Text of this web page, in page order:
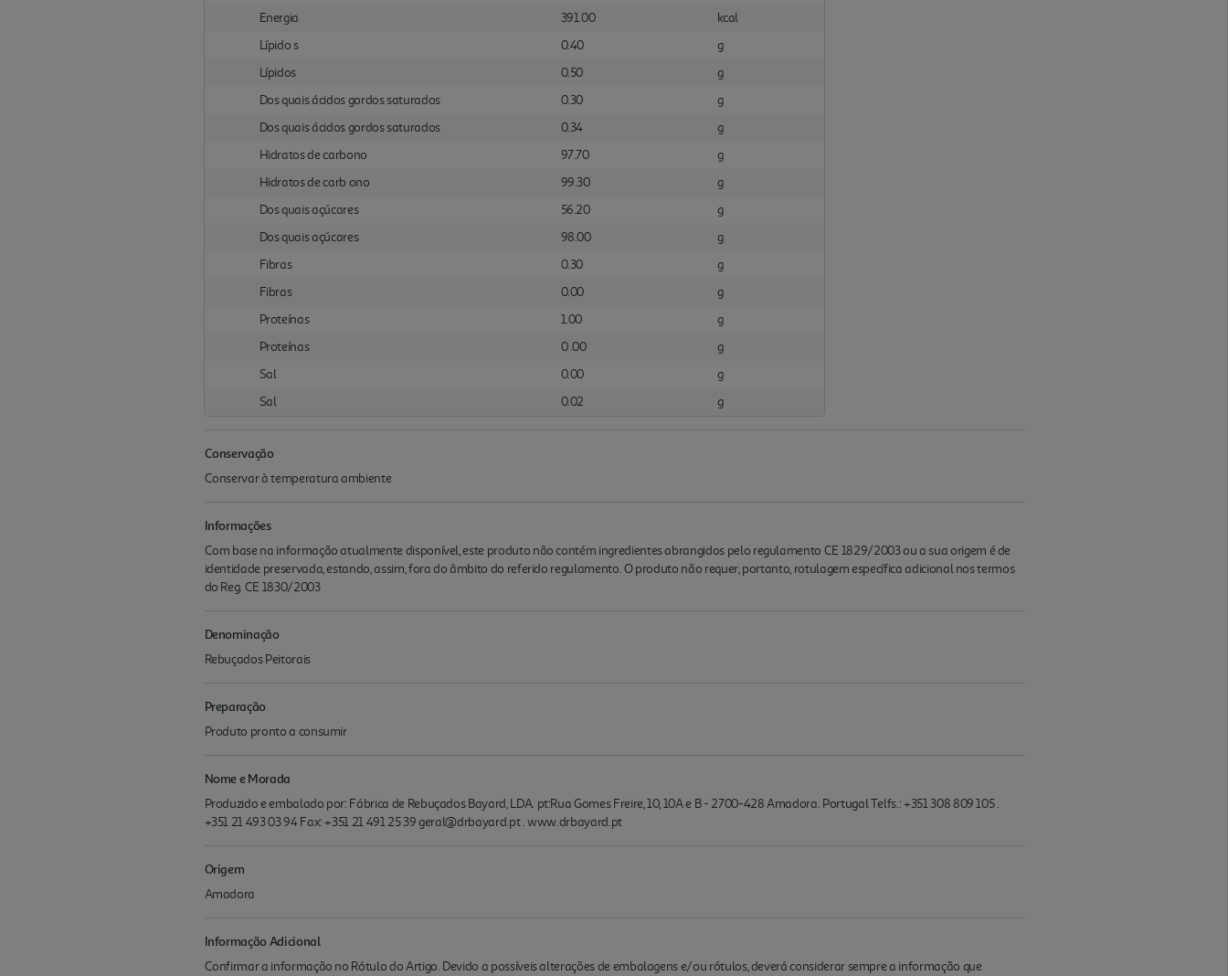
Energia
391.00
kcal
Lípido s
0.40
g
Lípidos
0.50
g
Dos quais ácidos gordos saturados
0.30
g
Dos quais ácidos gordos saturados
0.34
g
Hidratos de carbono
97.70
g
Hidratos de carb ono
99.30
g
Dos quais açúcares
56.20
g
Dos quais açúcares
98.00
g
Fibras
0.30
g
Fibras
0.00
g
Proteínas
1.00
g
Proteínas
0 .00
g
Sal
0.00
g
Sal
0.02 g
Conservação
Conservar à temperatura ambiente
Informações
Com base na informação atualmente disponível, este produto não contém ingredientes abrangidos pelo regulamento CE 1829/2003 ou a sua origem é de
identidade preservada, estando, assim, fora do âmbito do referido regulamento. O produto não requer, portanto, rotulagem específica adicional nos termos
do Reg. CE 1830/2003
Denominação
Rebuçados Peitorais
Preparação
Produto pronto a consumir
Nome e Morada
Produzido e embalado por: Fábrica de Rebuçados Bayard, LDA. pt:Rua Gomes Freire, 10, 10A e B - 2700-428 Amadora. Portugal Telfs.: +351 308 809 105 .
+351 21 493 03 94 Fax: +351 21 491 25 39 geral@drbayard.pt . www.drbayard.pt
Origem
Amadora
Informação Adicional
Confirmar a informação no Rótulo do Artigo. Devido a possíveis alterações de embalagens e/ou rótulos, deverá considerar sempre a informação que